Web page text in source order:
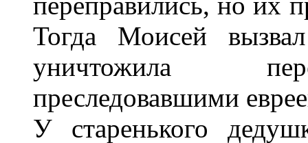
Тогда Моисей
уничтожила
преследовавшими
У старенького